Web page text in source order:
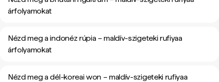
árfolyamokat
Nézd meg a indonéz rúpia – maldív-szigeteki rufiyaa
árfolyamokat
Nézd meg a dél-koreai won – maldív-szigeteki rufiyaa